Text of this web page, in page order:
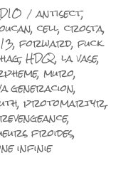
Étiquettes
antisect,
,cell,crosta,
,forward,fuck
hag,HDQ,la vase,
,muro,
generacion,
,protomartyr,
revengeance,
froides,
infinie